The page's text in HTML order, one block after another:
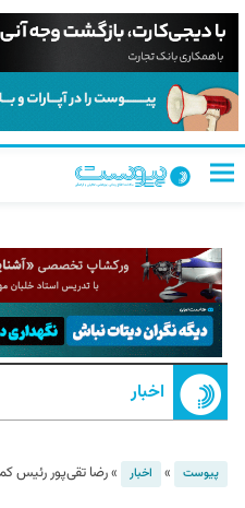
اخبار
پیوست » اخبار »رضا تقی‌پور رئیس